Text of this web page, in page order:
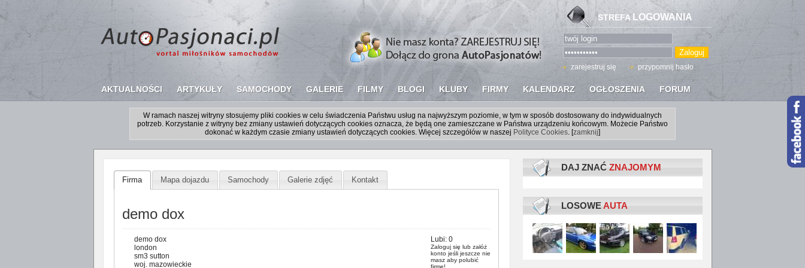
AKTUALNOŚCI ARTYKUŁY SAMOCHODY GALERIE FILMY BLOGI KLUBY FIRMY KALENDARZ OGŁOSZENIA FORUM
STREFA LOGOWANIA
zarejestruj się przypomnij hasło
W ramach naszej witryny stosujemy pliki cookies w celu świadczenia Państwu usług na najwyższym poziomie, w tym w sposób dostosowany do indywidualnych
potrzeb. Korzystanie z witryny bez zmiany ustawień dotyczących cookies oznacza, że będą one zamieszczane w Państwa urządzeniu końcowym. Możecie Państwo
dokonać w każdym czasie zmiany ustawień dotyczących cookies. Więcej szczegółów w naszej Polityce Cookies. [zamknij]
Firma Mapa dojazdu Samochody Galerie zdjęć Kontakt
demo dox
demo dox
london
sm3 sutton
woj. mazowieckie
Lubi: 0
Zaloguj się lub załóż
kontojeśli jeszcze nie
masz aby polubić
firmę!
DAJ ZNAĆ ZNAJOMYM
LOSOWEAUTA